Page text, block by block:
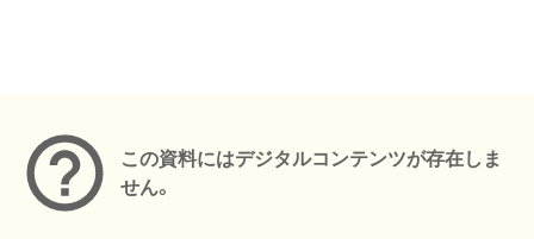
この資料にはデジタルコンテンツが存在しま
せん。